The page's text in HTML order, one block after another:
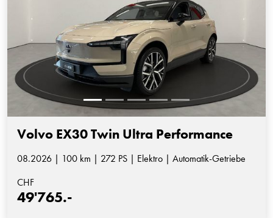
Volvo EX30 Twin Ultra Performance
08.2026 | 100 km | 272 PS | Elektro | Automatik-Getriebe
CHF
49'765.-